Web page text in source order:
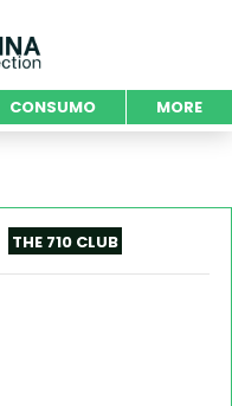
CONSUMO MORE
THE 710 CLUB